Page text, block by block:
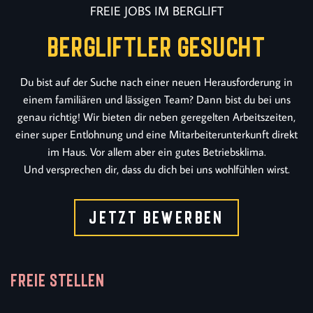
FREIE JOBS IM BERGLIFT
BERGLIFTLER GESUCHT
Du bist auf der Suche nach einer neuen Herausforderung in
einem familiären und lässigen Team? Dann bist du bei uns
genau richtig! Wir bieten dir neben geregelten Arbeitszeiten,
einer super Entlohnung und eine Mitarbeiterunterkunft direkt
im Haus. Vor allem aber ein gutes Betriebsklima.
Und versprechen dir, dass du dich bei uns wohlfühlen wirst.
JETZT BEWERBEN
Freie Stellen